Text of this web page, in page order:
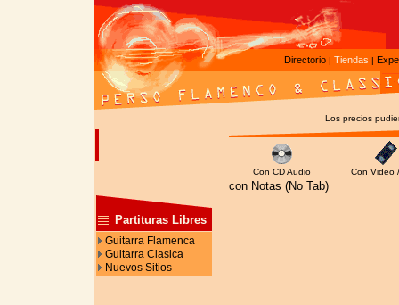
Directorio | Tiendas |
Partituras Libres
Guitarra Flamenca
Guitarra Clasica
Nuevos Sitios
Los precios
Con CD Audio Con Video
con Notas (No Tab)